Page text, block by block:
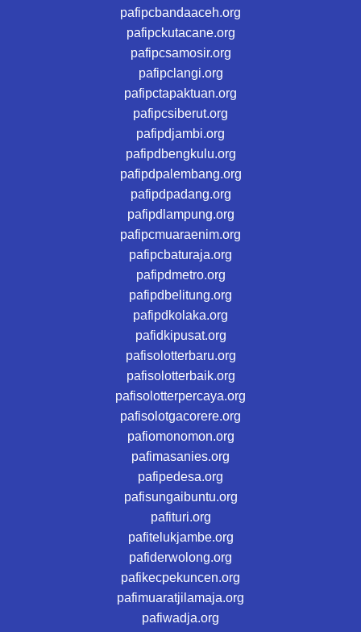
pafipcbandaaceh.org
pafipckutacane.org
pafipcsamosir.org
pafipclangi.org
pafipctapaktuan.org
pafipcsiberut.org
pafipdjambi.org
pafipdbengkulu.org
pafipdpalembang.org
pafipdpadang.org
pafipdlampung.org
pafipcmuaraenim.org
pafipcbaturaja.org
pafipdmetro.org
pafipdbelitung.org
pafipdkolaka.org
pafidkipusat.org
pafisolotterbaru.org
pafisolotterbaik.org
pafisolotterpercaya.org
pafisolotgacorere.org
pafiomonomon.org
pafimasanies.org
pafipedesa.org
pafisungaibuntu.org
pafituri.org
pafitelukjambe.org
pafiderwolong.org
pafikecpekuncen.org
pafimuaratjilamaja.org
pafiwadja.org